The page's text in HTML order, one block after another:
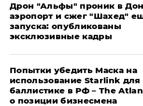
Дрон "Альфы" проник в
аэропорт и сжег "Шахед"
запуска: опубликованы
эксклюзивные кадры
Попытки убедить Маска на
использование Starlink для
баллистике в РФ – The
о позиции бизнесмена